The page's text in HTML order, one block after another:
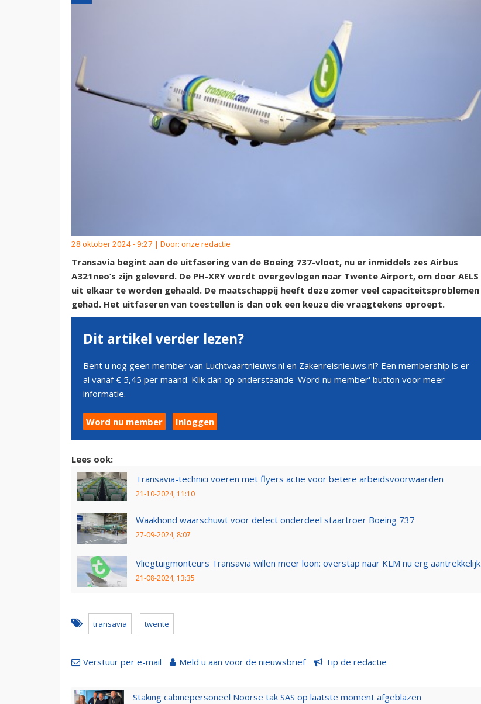
28 oktober 2024 - 9:27 | Door: onze redactie
Transavia begint aan de uitfasering van de Boeing 737-vloot, nu er inmiddels zes Airbus
A321neo’s zijn geleverd. De PH-XRY wordt overgevlogen naar Twente Airport, om door AELS
uit elkaar te worden gehaald. De maatschappij heeft deze zomer veel capaciteitsproblemen
gehad. Het uitfaseren van toestellen is dan ook een keuze die vraagtekens oproept.
Dit artikel verder lezen?
Bent u nog geen member van Luchtvaartnieuws.nl en Zakenreisnieuws.nl? Een membership is er
al vanaf € 5,45 per maand. Klik dan op onderstaande 'Word nu member' button voor meer
informatie.
Word nu member Inloggen
Lees ook:
Transavia-technici voeren met flyers actie voor betere arbeidsvoorwaarden
21-10-2024, 11:10
Waakhond waarschuwt voor defect onderdeel staartroer Boeing 737
27-09-2024, 8:07
Vliegtuigmonteurs Transavia willen meer loon: overstap naar KLM nu erg aantrekkelijk
21-08-2024, 13:35
transavia twente
Verstuur per e-mail Meld u aan voor de nieuwsbrief Tip de redactie
Staking cabinepersoneel Noorse tak SAS op laatste moment afgeblazen